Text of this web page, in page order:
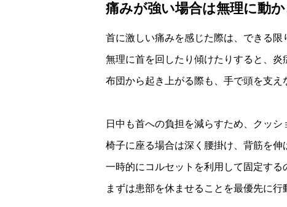
痛みが強い場合は無理に動
首に激しい痛みを感じた際は、できる限
無理に首を回したり傾けたりすると、炎
布団から起き上がる際も、手で頭を支え
日中も首への負担を減らすため、クッ
椅子に座る場合は深く腰掛け、背筋を伸
一時的にコルセットを利用して固定する
まずは患部を休ませることを最優先に行